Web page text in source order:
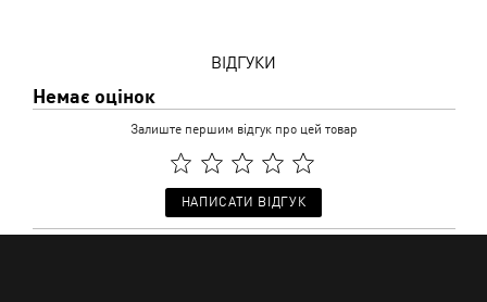
ВІДГУКИ
Немає оцінок
Залиште першим відгук про цей товар
НАПИСАТИ ВІДГУК